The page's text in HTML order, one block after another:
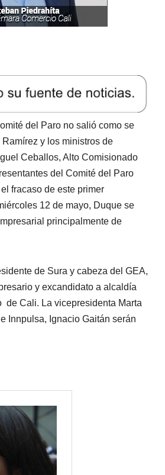
del Paro no salió como se
y los ministros de
Ceballos, Alto Comisionado
del Comité del Paro
fracaso de este primer
12 de mayo, Duque se
principalmente de
de Sura y cabeza del GEA,
y excandidato a alcaldía
de Cali. La vicepresidenta Marta
Innpulsa, Ignacio Gaitán serán